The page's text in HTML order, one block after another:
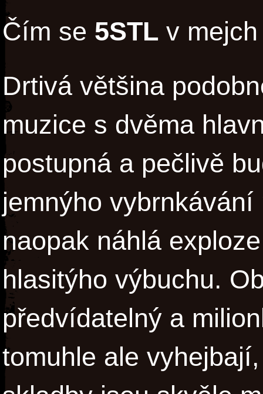
Čím se 5STL v
Drtivá většina
muzice s dvěma
postupná a pečlivě
jemnýho
naopak náhlá
hlasitýho výbuchu.
předvídatelný a
tomuhle ale